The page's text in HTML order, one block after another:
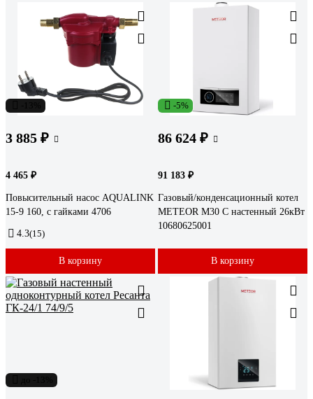
3 885 ₽
4 465 ₽
Повысительный насос AQUALINK
15-9 160, с гайками 4706
4.3(15)
В корзину
-5%
86 624 ₽
91 183 ₽
Газовый/конденсационный котел
METEOR М30 С настенный 26кВт
10680625001
В корзину